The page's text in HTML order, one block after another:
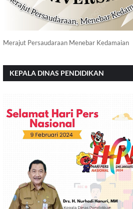
Merajut Persaudaraan Menebar Kedamaian
KEPALA DINAS PENDIDIKAN